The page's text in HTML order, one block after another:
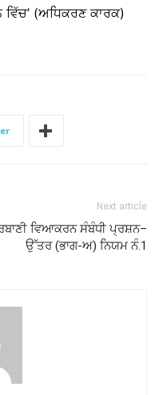
ਵਿੱਚ’ (ਅਧਿਕਰਣ ਕਾਰਕ)
Next article
ਵਿਆਕਰਨ ਸੰਬੰਧੀ ਪ੍ਰਸ਼ਨ–
ਉੱਤਰ (ਭਾਗ-ਅ) ਨਿਯਮ ਨੰ.1